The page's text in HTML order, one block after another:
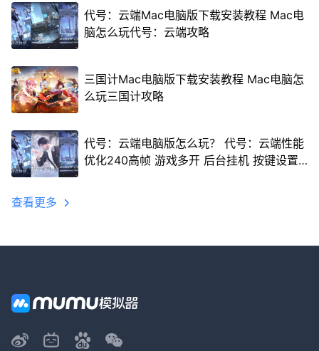
代号：云端Mac电脑版下载安装教程 Mac电
脑怎么玩代号：云端攻略
三国计Mac电脑版下载安装教程 Mac电脑怎
么玩三国计攻略
代号：云端电脑版怎么玩？ 代号：云端性能
优化240高帧 游戏多开 后台挂机 按键设置
查看更多